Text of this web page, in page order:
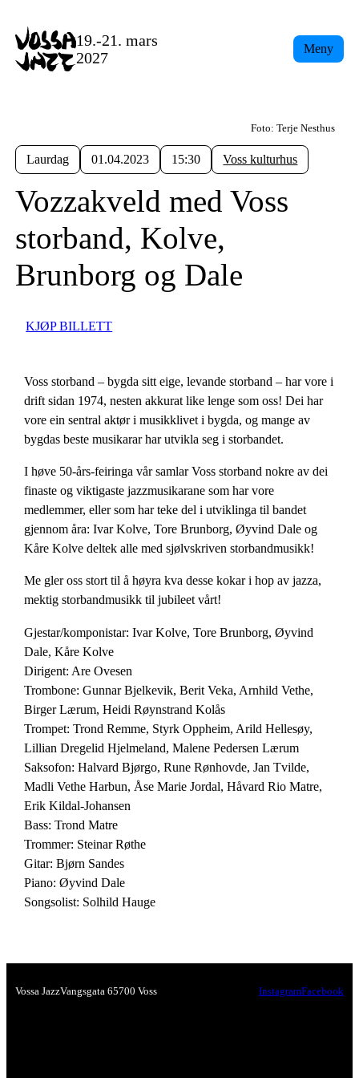
19.-21. mars
2027
Meny
Foto: Terje Nesthus
Laurdag 01.04.2023 15:30 Voss kulturhus
Vozzakveld med Voss
storband, Kolve,
Brunborg og Dale
KJØP BILLETT
Voss storband – bygda sitt eige, levande storband – har vore i
drift sidan 1974, nesten akkurat like lenge som oss! Dei har
vore ein sentral aktør i musikklivet i bygda, og mange av
bygdas beste musikarar har utvikla seg i storbandet.
I høve 50-års-feiringa vår samlar Voss storband nokre av dei
finaste og viktigaste jazzmusikarane som har vore
medlemmer, eller som har teke del i utviklinga til bandet
gjennom åra: Ivar Kolve, Tore Brunborg, Øyvind Dale og
Kåre Kolve deltek alle med sjølvskriven storbandmusikk!
Me gler oss stort til å høyra kva desse kokar i hop av jazza,
mektig storbandmusikk til jubileet vårt!
Gjestar/komponistar: Ivar Kolve, Tore Brunborg, Øyvind
Dale, Kåre Kolve
Dirigent: Are Ovesen
Trombone: Gunnar Bjelkevik, Berit Veka, Arnhild Vethe,
Birger Lærum, Heidi Røynstrand Kolås
Trompet: Trond Remme, Styrk Oppheim, Arild Hellesøy,
Lillian Dregelid Hjelmeland, Malene Pedersen Lærum
Saksofon: Halvard Bjørgo, Rune Rønhovde, Jan Tvilde,
Madli Vethe Harbun, Åse Marie Jordal, Håvard Rio Matre,
Erik Kildal-Johansen
Bass: Trond Matre
Trommer: Steinar Røthe
Gitar: Bjørn Sandes
Piano: Øyvind Dale
Songsolist: Solhild Hauge
Vossa JazzVangsgata 65700 Voss InstagramFacebook